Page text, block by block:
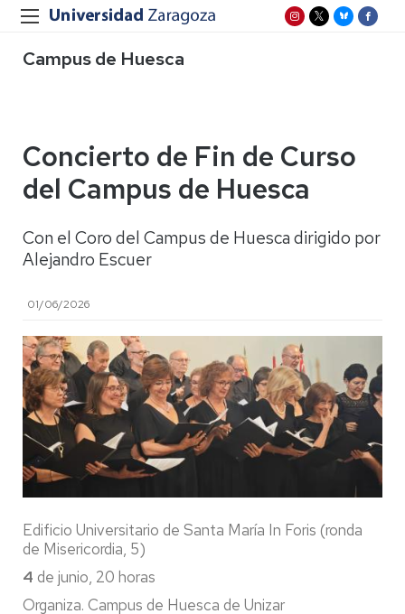
Campus de Huesca
Concierto de Fin de Curso
del Campus de Huesca
Con el Coro del Campus de Huesca dirigido por
Alejandro Escuer
01/06/2026
Edificio Universitario de Santa María In Foris (ronda
de Misericordia, 5)
4 de junio, 20 horas
Organiza. Campus de Huesca de Unizar